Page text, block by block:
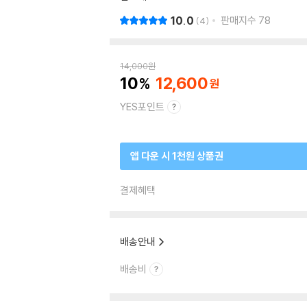
10.0 4 판매지수 78
14,000원
10 12,600
YES포인트
앱 다운 시 1천원 상품권
결제혜택
배송안내
배송비